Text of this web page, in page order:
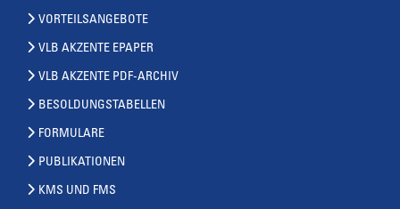
VORTEILSANGEBOTE
VLB AKZENTE EPAPER
VLB AKZENTE PDF-ARCHIV
BESOLDUNGSTABELLEN
FORMULARE
PUBLIKATIONEN
KMS UND FMS